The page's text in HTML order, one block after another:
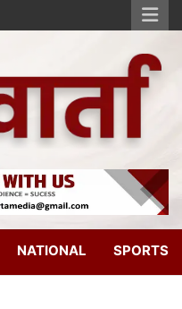
NATIONAL SPORTS